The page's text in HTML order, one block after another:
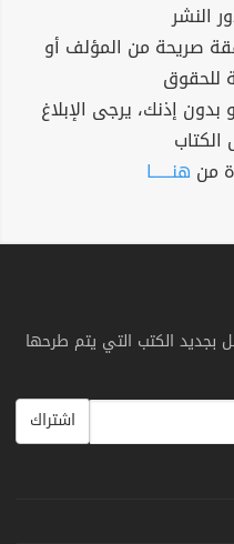
النشر
صريحة من المؤلف أو
للحقوق
إذنك، يرجى الإبلاغ
من هنــــــا
بجديد الكتب التي يتم طرحها
اشتراك